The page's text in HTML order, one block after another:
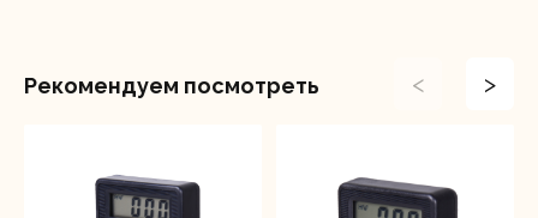
Рекомендуем посмотреть < >